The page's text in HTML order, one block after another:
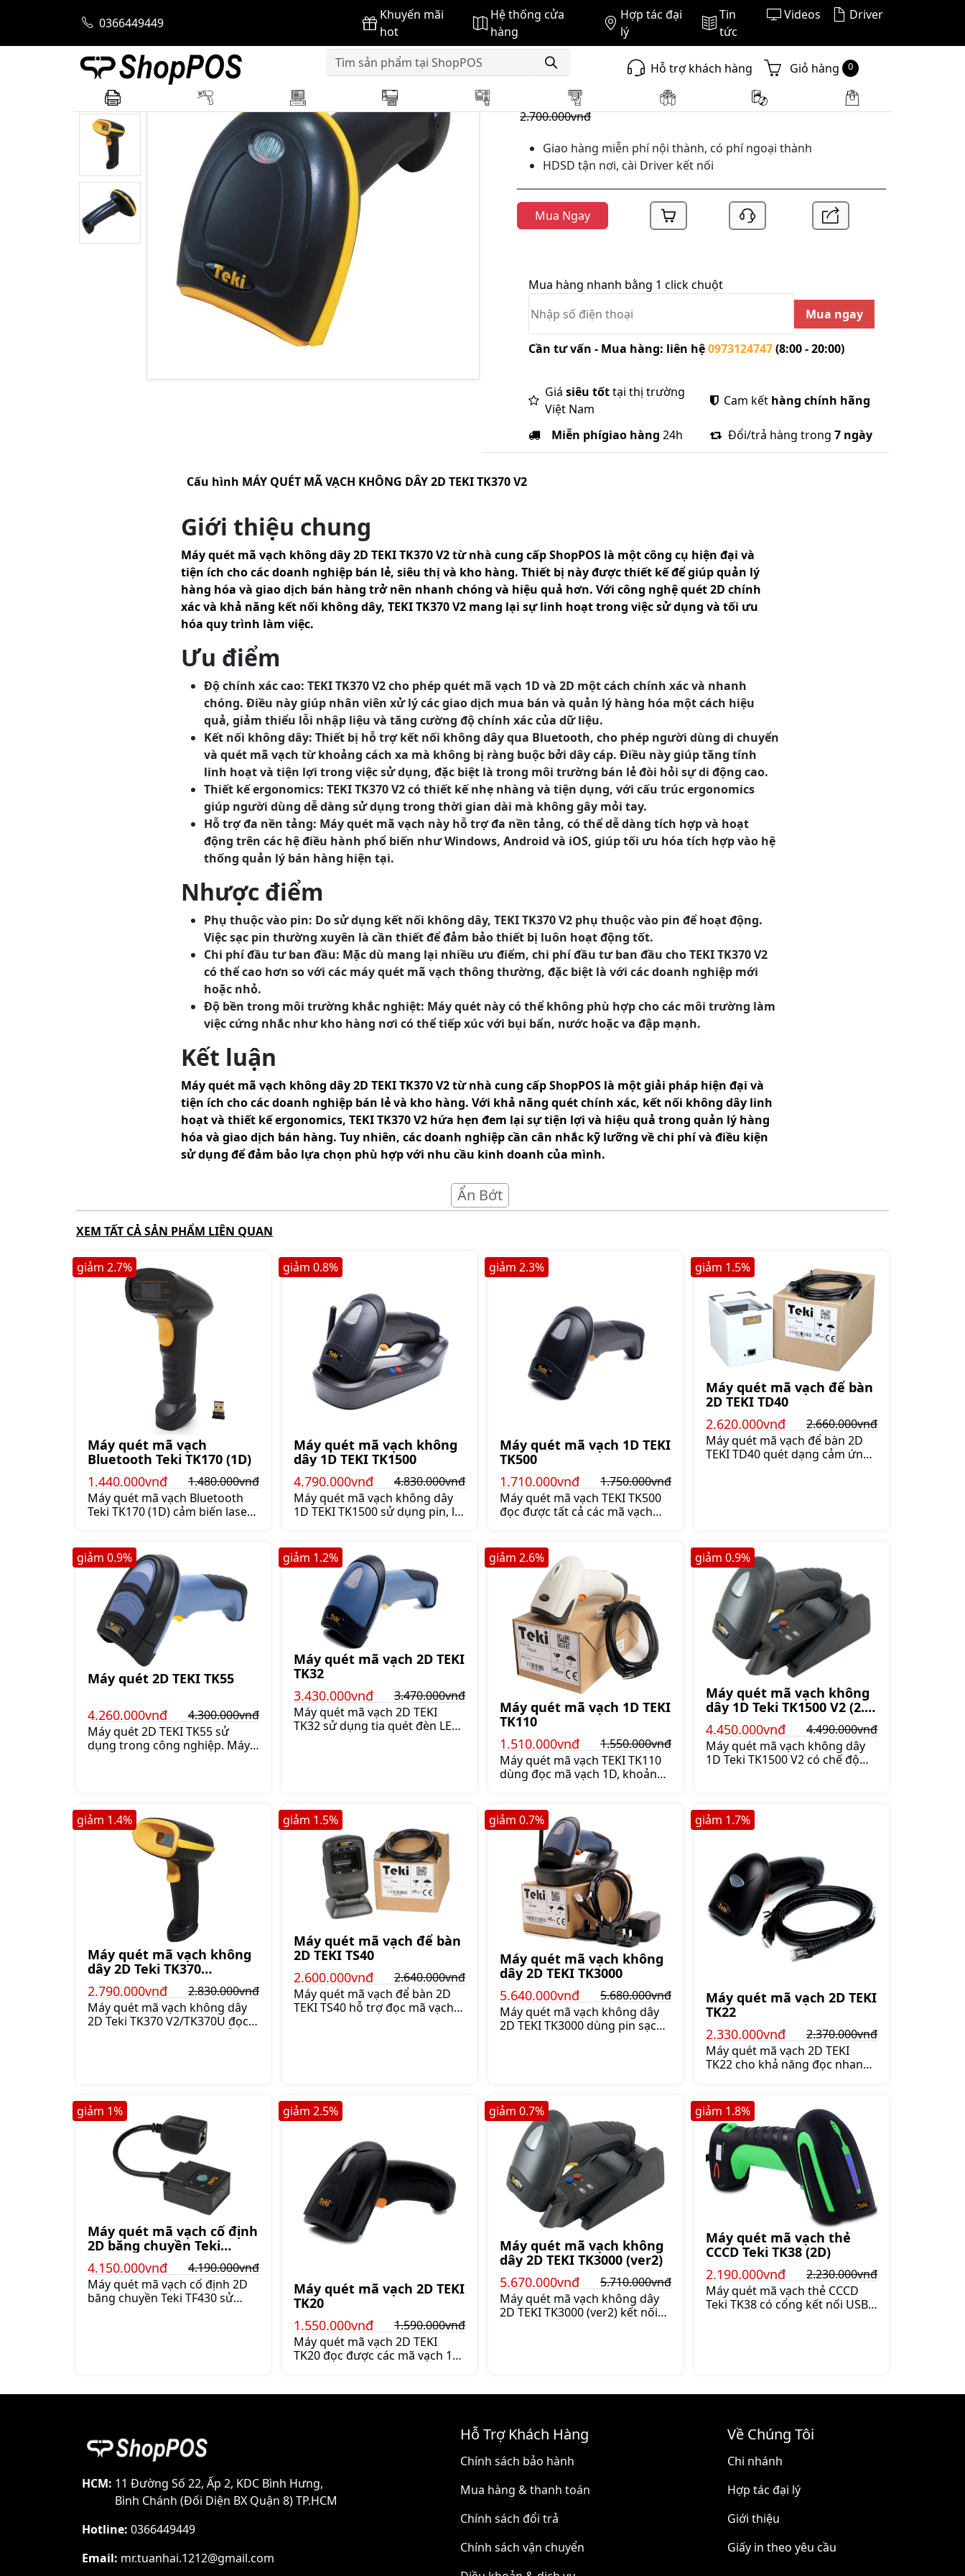
0366449449
Khuyến mãi
hot
Hệ thống cửa
hàng
Hợp tác đại
lý
Tin
tức
Videos Driver
Hỗ trợ khách hàng Giỏ hàng 0
Trang chủ Máy Quét Mã Vạch Máy quét mã vạch Teki MÁY QUÉT MÃ VẠCH KHÔNG DÂY 2D TEKI TK370 V2
GIÁ BÁN :
2.660.000vnđ
2.700.000vnđ
Giao hàng miễn phí nội thành, có phí ngoại thành
HDSD tận nơi, cài Driver kết nối
Mua Ngay
Mua hàng nhanh bằng 1 click chuột
Mua ngay
Cần tư vấn - Mua hàng: liên hệ0973124747(8:00 - 20:00)
Giá siêu tốttại thị trường
Việt Nam
Cam kết hàng chính hãng
Miễn phígiao hàng 24h Đổi/trả hàng trong 7 ngày
Cấu hình MÁY QUÉT MÃ VẠCH KHÔNG DÂY 2D TEKI TK370 V2
Giới thiệu chung
Máy quét mã vạch không dây 2D TEKI TK370 V2 từ nhà cung cấp ShopPOS là một công cụ hiện đại và
tiện ích cho các doanh nghiệp bán lẻ, siêu thị và kho hàng. Thiết bị này được thiết kế để giúp quản lý
hàng hóa và giao dịch bán hàng trở nên nhanh chóng và hiệu quả hơn. Với công nghệ quét 2D chính
xác và khả năng kết nối không dây, TEKI TK370 V2 mang lại sự linh hoạt trong việc sử dụng và tối ưu
hóa quy trình làm việc.
Ưu điểm
Độ chính xác cao: TEKI TK370 V2 cho phép quét mã vạch 1D và 2D một cách chính xác và nhanh
chóng. Điều này giúp nhân viên xử lý các giao dịch mua bán và quản lý hàng hóa một cách hiệu
quả, giảm thiểu lỗi nhập liệu và tăng cường độ chính xác của dữ liệu.
Kết nối không dây: Thiết bị hỗ trợ kết nối không dây qua Bluetooth, cho phép người dùng di chuyển
và quét mã vạch từ khoảng cách xa mà không bị ràng buộc bởi dây cáp. Điều này giúp tăng tính
linh hoạt và tiện lợi trong việc sử dụng, đặc biệt là trong môi trường bán lẻ đòi hỏi sự di động cao.
Thiết kế ergonomics: TEKI TK370 V2 có thiết kế nhẹ nhàng và tiện dụng, với cấu trúc ergonomics
giúp người dùng dễ dàng sử dụng trong thời gian dài mà không gây mỏi tay.
Hỗ trợ đa nền tảng: Máy quét mã vạch này hỗ trợ đa nền tảng, có thể dễ dàng tích hợp và hoạt
động trên các hệ điều hành phổ biến như Windows, Android và iOS, giúp tối ưu hóa tích hợp vào hệ
thống quản lý bán hàng hiện tại.
Nhược điểm
Phụ thuộc vào pin: Do sử dụng kết nối không dây, TEKI TK370 V2 phụ thuộc vào pin để hoạt động.
Việc sạc pin thường xuyên là cần thiết để đảm bảo thiết bị luôn hoạt động tốt.
Chi phí đầu tư ban đầu: Mặc dù mang lại nhiều ưu điểm, chi phí đầu tư ban đầu cho TEKI TK370 V2
có thể cao hơn so với các máy quét mã vạch thông thường, đặc biệt là với các doanh nghiệp mới
hoặc nhỏ.
Độ bền trong môi trường khắc nghiệt: Máy quét này có thể không phù hợp cho các môi trường làm
việc cứng nhắc như kho hàng nơi có thể tiếp xúc với bụi bẩn, nước hoặc va đập mạnh.
Kết luận
Máy quét mã vạch không dây 2D TEKI TK370 V2 từ nhà cung cấp ShopPOS là một giải pháp hiện đại và
tiện ích cho các doanh nghiệp bán lẻ và kho hàng. Với khả năng quét chính xác, kết nối không dây linh
hoạt và thiết kế ergonomics, TEKI TK370 V2 hứa hẹn đem lại sự tiện lợi và hiệu quả trong quản lý hàng
hóa và giao dịch bán hàng. Tuy nhiên, các doanh nghiệp cần cân nhắc kỹ lưỡng về chi phí và điều kiện
sử dụng để đảm bảo lựa chọn phù hợp với nhu cầu kinh doanh của mình.
Ẩn Bớt
XEM TẤT CẢ SẢN PHẨM LIÊN QUAN
Máy quét mã vạch
Bluetooth Teki TK170 (1D)
1.440.000vnđ
1.480.000vnđ
Máy quét mã vạch Bluetooth
Teki TK170 (1D) cảm biến laser
dàng ở nhiều vị trí khác nhau,
Giá:1.480.000 đ
giảm 2.7%
Máy quét mã vạch không
dây 1D TEKI TK1500
4.790.000vnđ
4.830.000vnđ
Máy quét mã vạch không dây
1D TEKI TK1500 sử dụng pin, là
Máy có bộ nhớ trong giúp lưu
giữ dữ liệu lớn, Giá:4.830.000 đ
giảm 0.8%
Máy quét mã vạch 1D TEKI
TK500
1.710.000vnđ
1.750.000vnđ
Máy quét mã vạch TEKI TK500
đọc được tất cả các mã vạch
Giá:1.750.000 đ
giảm 2.3%
Máy quét mã vạch để bàn
2D TEKI TD40
2.620.000vnđ
2.660.000vnđ
Máy quét mã vạch để bàn 2D
TEKI TD40 quét dạng cảm ứng,
giảm 1.5%
Máy quét 2D TEKI TK55
4.260.000vnđ
4.300.000vnđ
Máy quét 2D TEKI TK55 sử
dụng trong công nghiệp. Máy
giảm 0.9%
Máy quét mã vạch 2D TEKI
TK32
3.430.000vnđ
3.470.000vnđ
Máy quét mã vạch 2D TEKI
TK32 sử dụng tia quét đèn LED
giảm 1.2%
Máy quét mã vạch 1D TEKI
TK110
1.510.000vnđ
1.550.000vnđ
Máy quét mã vạch TEKI TK110
dùng đọc mã vạch 1D, khoảng
độ quét 400 scan/s,
Giá:1.550.000 đ
giảm 2.6%
Máy quét mã vạch không
dây 1D Teki TK1500 V2 (2.4
Ghz + Bluetooth)
4.450.000vnđ
4.490.000vnđ
Máy quét mã vạch không dây
1D Teki TK1500 V2 có chế độ
giảm 0.9%
Máy quét mã vạch không
dây 2D Teki TK370
V2/TK370U (Wifi +
Bluetooth)
2.790.000vnđ
2.830.000vnđ
Máy quét mã vạch không dây
2D Teki TK370 V2/TK370U đọc
giảm 1.4%
Máy quét mã vạch để bàn
2D TEKI TS40
2.600.000vnđ
2.640.000vnđ
Máy quét mã vạch để bàn 2D
TEKI TS40 hỗ trợ đọc mã vạch
giảm 1.5%
Máy quét mã vạch không
dây 2D TEKI TK3000
5.640.000vnđ
5.680.000vnđ
Máy quét mã vạch không dây
2D TEKI TK3000 dùng pin sạc
giảm 0.7%
Máy quét mã vạch 2D TEKI
TK22
2.330.000vnđ
2.370.000vnđ
Máy quét mã vạch 2D TEKI
TK22 cho khả năng đọc nhanh
chống nước và chống sốc,
Giá:2.370.000 đ
giảm 1.7%
Máy quét mã vạch cố định
2D băng chuyền Teki
TF430
4.150.000vnđ
4.190.000vnđ
Máy quét mã vạch cố định 2D
băng chuyền Teki TF430 sử
giảm 1%
Máy quét mã vạch 2D TEKI
TK20
1.550.000vnđ
1.590.000vnđ
Máy quét mã vạch 2D TEKI
TK20 đọc được các mã vạch 1D
tốc độ quét nhanh chóng,
giảm 2.5%
Máy quét mã vạch không
dây 2D TEKI TK3000 (ver2)
5.670.000vnđ
5.710.000vnđ
Máy quét mã vạch không dây
2D TEKI TK3000 (ver2) kết nối
giảm 0.7%
Máy quét mã vạch thẻ
CCCD Teki TK38 (2D)
2.190.000vnđ
2.230.000vnđ
Máy quét mã vạch thẻ CCCD
Teki TK38 có cổng kết nối USB,
giảm 1.8%
HCM: 11 Đường Số 22, Ấp 2, KDC Bình Hưng,
Bình Chánh (Đối Diện BX Quận 8) TP.HCM
Hotline: 0366449449
Email: mr.tuanhai.1212@gmail.com
Hỗ Trợ Khách Hàng
Chính sách bảo hành
Mua hàng & thanh toán
Chính sách đổi trả
Chính sách vận chuyển
Về Chúng Tôi
Chi nhánh
Hợp tác đại lý
Giới thiệu
Giấy in theo yêu cầu